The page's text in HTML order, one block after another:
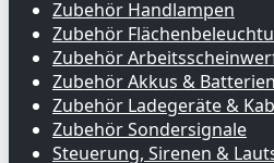
Zubehör Handlampen
Zubehör
Zubehör
Zubehör Akkus & Batterien
Zubehör Ladegeräte &
Zubehör Sondersignale
Steuerung, Sirenen &